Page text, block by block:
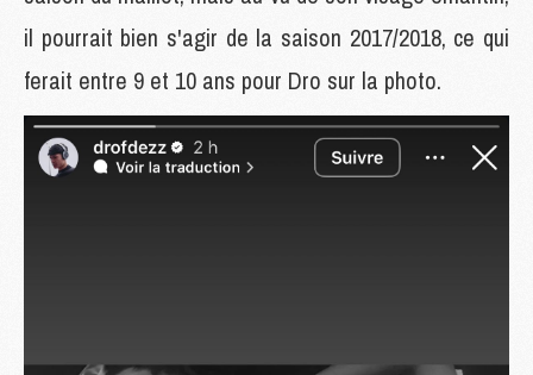
il pourrait bien s'agir de la saison 2017/2018, ce qui
ferait entre 9 et 10 ans pour Dro sur la photo.